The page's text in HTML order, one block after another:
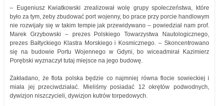
– Eugeniusz Kwiatkowski zrealizował wolę grupy społeczeństwa, które
było za tym, żeby zbudować port wojenny, bo prace przy porcie handlowym
nie rozwijały się w takim tempie jak przewidywano – powiedział nam prof.
Marek Grzybowski – prezes Polskiego Towarzystwa Nautologicznego,
prezes Bałtyckiego Klastra Morskiego i Kosmicznego. – Skoncentrowano
się na budowie Portu Wojennego w Gdyni, bo wiceadmirał Kazimierz
Porębski wyznaczył tutaj miejsce na jego budowę.
Zakładano, że flota polska będzie co najmniej równa flocie sowieckiej i
miała jej przeciwdziałać. Mieliśmy posiadać 12 okrętów podwodnych,
dywizjon niszczycieli, dywizjon kutrów torpedowych.